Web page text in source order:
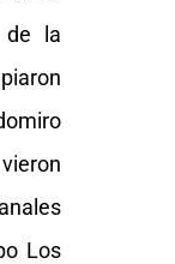
de la
Los